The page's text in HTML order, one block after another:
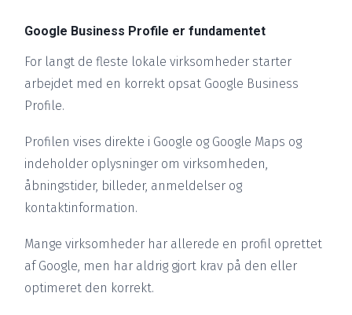
Google Business Profile er fundamentet
For langt de fleste lokale virksomheder starter
arbejdet med en korrekt opsat Google Business
Profile.
Profilen vises direkte i Google og Google Maps og
indeholder oplysninger om virksomheden,
åbningstider, billeder, anmeldelser og
kontaktinformation.
Mange virksomheder har allerede en profil oprettet
af Google, men har aldrig gjort krav på den eller
optimeret den korrekt.